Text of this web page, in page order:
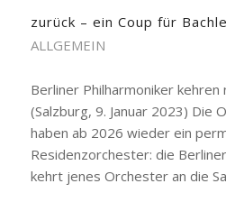
zurück – ein Coup für
ALLGEMEIN
Berliner Philharmoniker kehren
(Salzburg, 9. Januar 2023) Die
haben ab 2026 wieder ein
Residenzorchester: die
kehrt jenes Orchester an die